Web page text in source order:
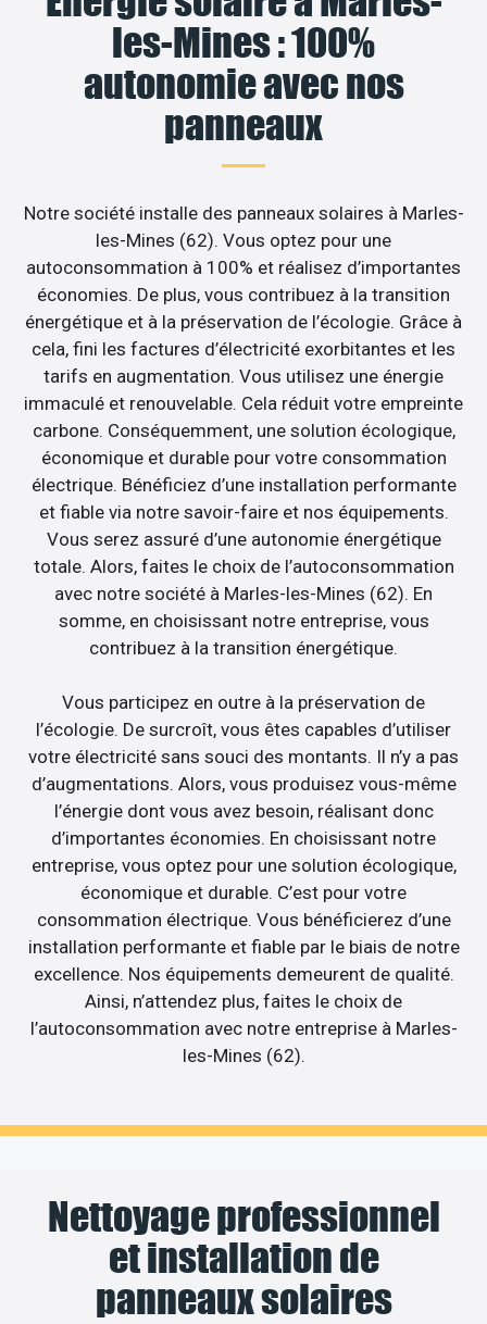
les-Mines : 100%
autonomie avec nos
panneaux
Notre société installe des panneaux solaires à Marles-
les-Mines (62). Vous optez pour une
autoconsommation à 100% et réalisez d’importantes
économies. De plus, vous contribuez à la transition
énergétique et à la préservation de l’écologie. Grâce à
cela, fini les factures d’électricité exorbitantes et les
tarifs en augmentation. Vous utilisez une énergie
immaculé et renouvelable. Cela réduit votre empreinte
carbone. Conséquemment, une solution écologique,
économique et durable pour votre consommation
électrique. Bénéficiez d’une installation performante
et fiable via notre savoir-faire et nos équipements.
Vous serez assuré d’une autonomie énergétique
totale. Alors, faites le choix de l’autoconsommation
avec notre société à Marles-les-Mines (62). En
somme, en choisissant notre entreprise, vous
contribuez à la transition énergétique.
Vous participez en outre à la préservation de
l’écologie. De surcroît, vous êtes capables d’utiliser
votre électricité sans souci des montants. Il n’y a pas
d’augmentations. Alors, vous produisez vous-même
l’énergie dont vous avez besoin, réalisant donc
d’importantes économies. En choisissant notre
entreprise, vous optez pour une solution écologique,
économique et durable. C’est pour votre
consommation électrique. Vous bénéficierez d’une
installation performante et fiable par le biais de notre
excellence. Nos équipements demeurent de qualité.
Ainsi, n’attendez plus, faites le choix de
l’autoconsommation avec notre entreprise à Marles-
les-Mines (62).
Nettoyage professionnel
et installation de
panneaux solaires